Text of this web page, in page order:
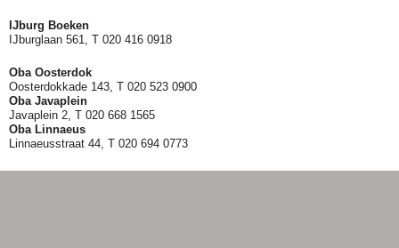
IJburg Boeken
IJburglaan 561, T 020 416 0918
Oba Oosterdok
Oosterdokkade 143, T 020 523 0900
Oba Javaplein
Javaplein 2, T 020 668 1565
Oba Linnaeus
Linnaeusstraat 44, T 020 694 0773